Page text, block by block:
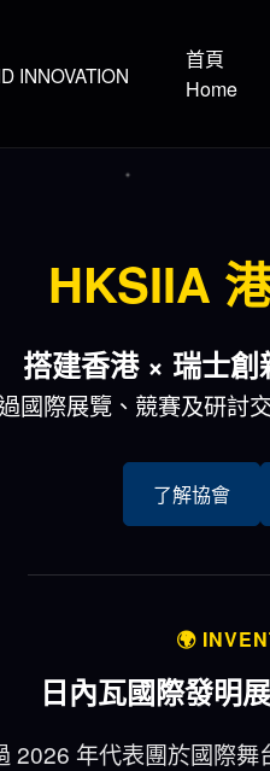
INNOVATION
首頁
Home
HKSIIA
搭建香港 × 瑞士
國際展覽、競賽及研討
了解協會
🌍
日內瓦國際發明
2026 年代表團於國際